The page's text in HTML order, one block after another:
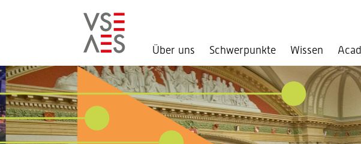
Direkt
zum
Inhalt
Über uns Schwerpunkte Wissen